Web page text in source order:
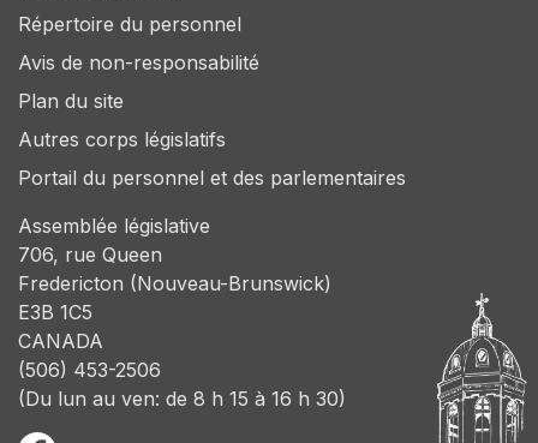
Répertoire du personnel
Avis de non-responsabilité
Plan du site
Autres corps législatifs
Portail du personnel et des parlementaires
Assemblée législative
706, rue Queen
Fredericton (Nouveau-Brunswick)
E3B 1C5
CANADA
(506) 453-2506
(Du lun au ven: de 8 h 15 à 16 h 30)